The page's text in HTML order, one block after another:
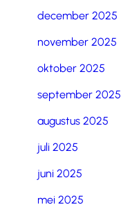
december 2025
november 2025
oktober 2025
september 2025
augustus 2025
juli 2025
juni 2025
mei 2025